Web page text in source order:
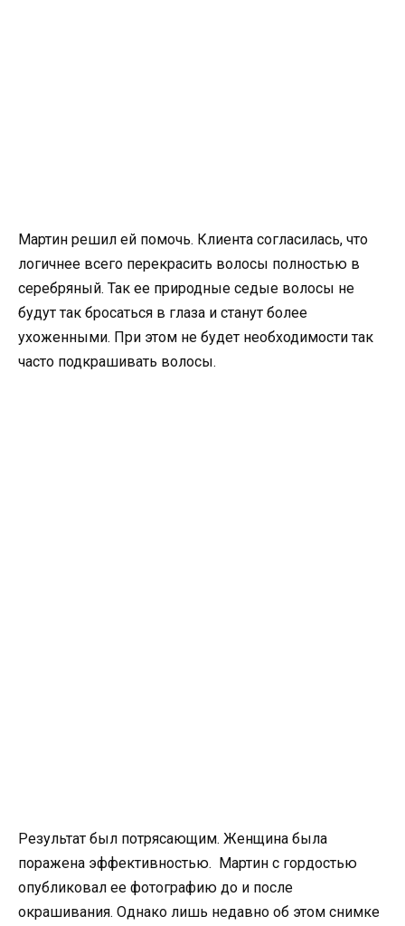
Мартин решил ей помочь. Клиента согласилась, что
логичнее всего перекрасить волосы полностью в
серебряный. Так ее природные седые волосы не
будут так бросаться в глаза и станут более
ухоженными. При этом не будет необходимости так
часто подкрашивать волосы.
Результат был потрясающим. Женщина была
поражена эффективностью. Мартин с гордостью
опубликовал ее фотографию до и после
окрашивания. Однако лишь недавно об этом снимке